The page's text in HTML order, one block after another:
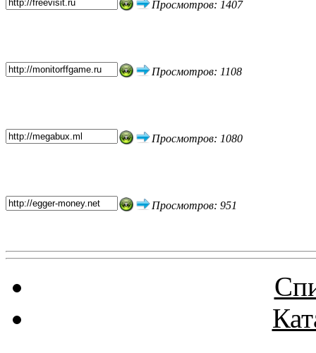
Просмотров: 1407
Просмотров: 1108
Просмотров: 1080
Просмотров: 951